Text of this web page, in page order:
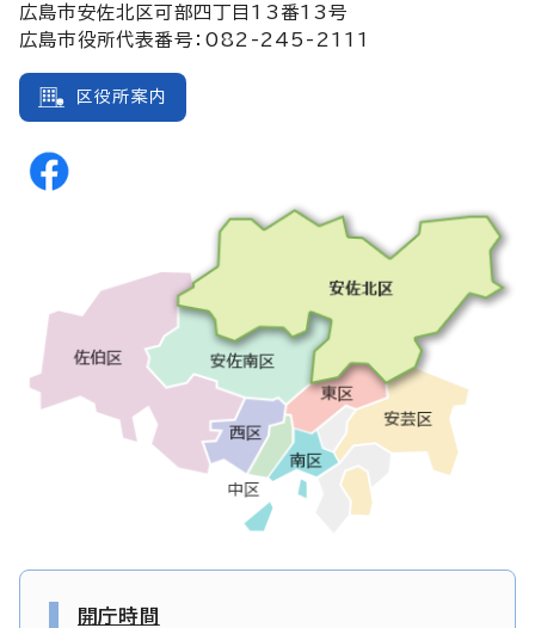
広島市安佐北区可部四丁目13番13号
広島市役所代表番号：082-245-2111
区役所案内
開庁時間